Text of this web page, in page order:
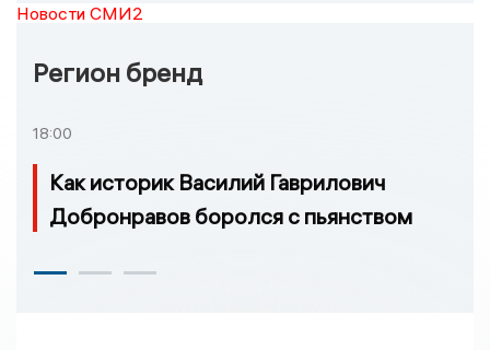
Новости СМИ2
Регион бренд
18:00
Как историк Василий Гаврилович
Добронравов боролся с пьянством